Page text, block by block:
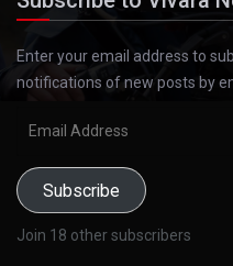
Enter your email address to
notifications of new posts by
Subscribe
Join 18 other subscribers